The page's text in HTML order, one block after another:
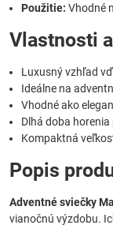
Použitie: Vhodné
Vlastnosti
Luxusný vzhľad
Ideálne na
Vhodné ako
Dlhá doba
Kompaktná
Popis
Adventné sviečky
vianočnú výzdobu.